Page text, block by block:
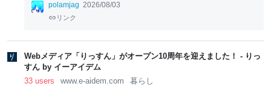
polamjag 2026/08/03
リンク
Webメディア「りっすん」がオープン10周年を迎えました！ - りっ
すん by イーアイデム
33 users
www.e-aidem.com 暮らし